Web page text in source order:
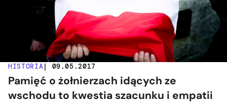
HISTORIA| 09.05.2017
Pamięć o żołnierzach idących ze
wschodu to kwestia szacunku i empatii